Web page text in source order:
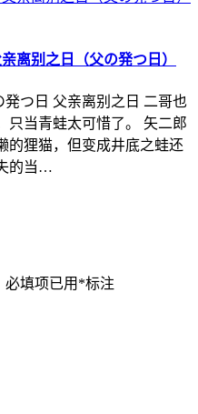
离别之日（父の発つ日）
発つ日 父亲离别之日 二哥也
只当青蛙太可惜了。 矢二郎
的狸猫，但变成井底之蛙还
的当…
必填项已用 *标注